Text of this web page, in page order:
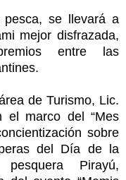
pesca, se llevará a
mejor disfrazada,
entre las
de Turismo, Lic.
el marco del “Mes
sobre
del Día de la
Pirayú,